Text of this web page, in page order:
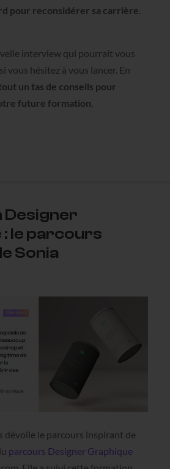
pour reconsidérer sa carrière.
interview qui pourrait vous
vous hésitez à vous lancer. En
un tas de conseils pour
future formation.
Designer
: le parcours
Sonia
dévoile le parcours inspirant de
parcours Designer Graphique